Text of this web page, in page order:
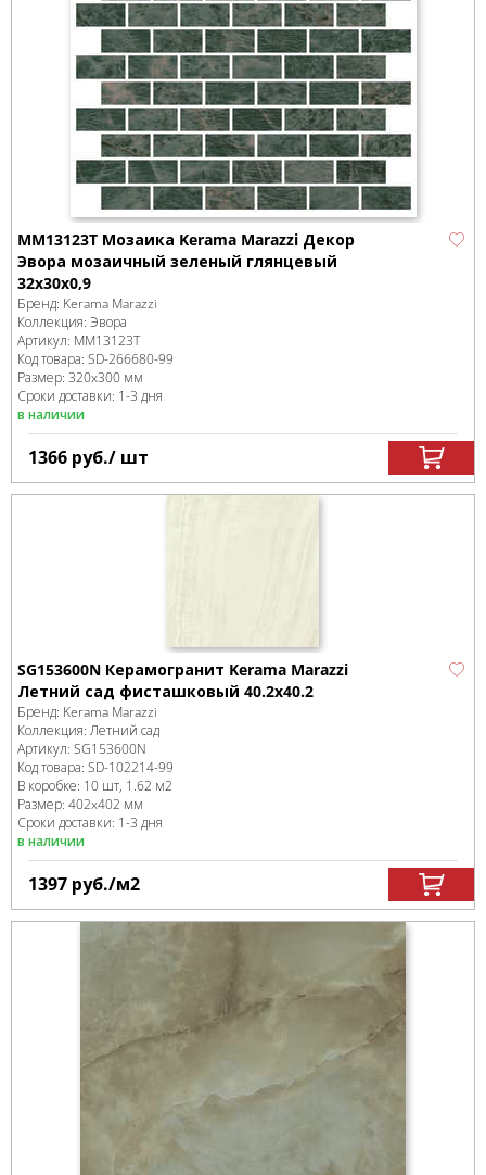
MM13123T Мозаика Kerama Marazzi Декор
Эвора мозаичный зеленый глянцевый
32x30x0,9
Бренд: Kerama Marazzi
Коллекция: Эвора
Артикул: MM13123T
Код товара: SD-266680-99
Размер: 320x300 мм
Сроки доставки: 1-3 дня
в наличии
1366 руб./ шт
SG153600N Керамогранит Kerama Marazzi
Летний сад фисташковый 40.2х40.2
Бренд: Kerama Marazzi
Коллекция:Летний сад
Артикул: SG153600N
Код товара: SD-102214-99
В коробке: 10 шт, 1.62 м2
Размер: 402x402 мм
Сроки доставки: 1-3 дня
в наличии
1397 руб./м2